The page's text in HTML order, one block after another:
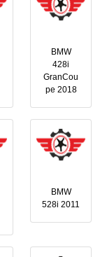
BMW
428i
GranCou
pe 2018
BMW
528i 2011